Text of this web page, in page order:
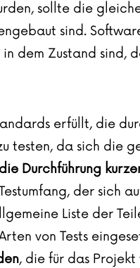
sollte die
sind.
dem Zustand sind,
erfüllt, die
testen, da sich die
die Durchführung
der sich
Liste der
von Tests
, die für das